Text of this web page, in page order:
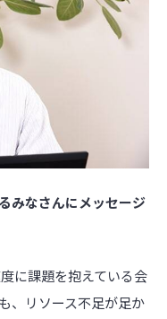
みなさんにメッセージ
に課題を抱えている会
、リソース不足が足か